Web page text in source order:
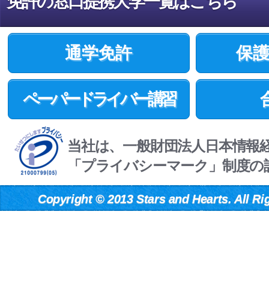
通学免許
ペーパードライバー講習
保
当社は、一般財団法人日本情報
「プライバシーマーク」制度
Copyright©2013 Stars and Hearts. All